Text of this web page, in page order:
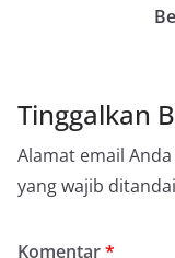
Tinggalkan
Alamat email
yang wajib ditandai
Komentar*